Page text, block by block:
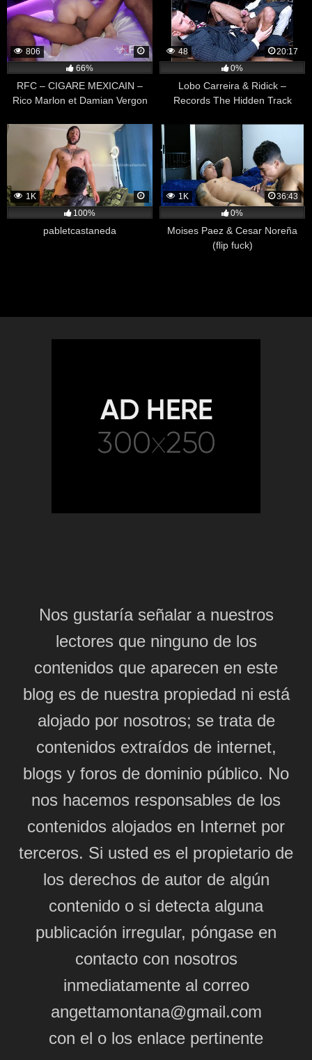
806
66%
RFC – CIGARE MEXICAIN –
Rico Marlon et Damian Vergon
48
20:17
0%
Lobo Carreira & Ridick –
Records The Hidden Track
1K
100%
pabletcastaneda
1K
36:43
0%
Moises Paez & Cesar Noreña
(flip fuck)
Nos gustaría señalar a nuestros
lectores que ninguno de los
contenidos que aparecen en este
blog es de nuestra propiedad ni está
alojado por nosotros; se trata de
contenidos extraídos de internet,
blogs y foros de dominio público. No
nos hacemos responsables de los
contenidos alojados en Internet por
terceros. Si usted es el propietario de
los derechos de autor de algún
contenido o si detecta alguna
publicación irregular, póngase en
contacto con nosotros
inmediatamente al correo
angettamontana@gmail.com
con el o los enlace pertinente